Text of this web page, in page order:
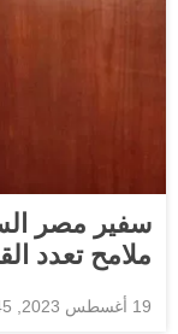
سفير مصر
ملامح تعدد
19 أغسطس 2023, 18:45 GMT